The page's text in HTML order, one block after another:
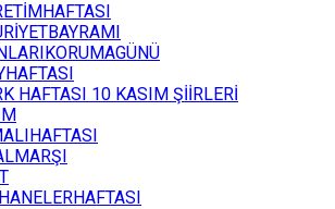
HAFTASI 10 KASIM ŞİİRLERİ